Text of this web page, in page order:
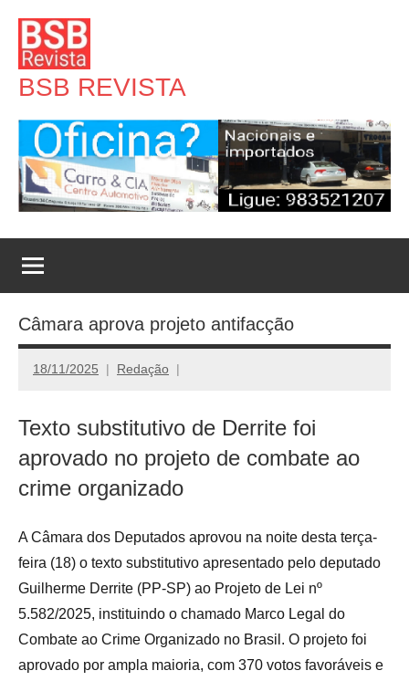
para
conteúdo
BSB REVISTA
Câmara aprova projeto antifacção
18/11/2025 Redação
Texto substitutivo de Derrite foi
aprovado no projeto de combate ao
crime organizado
A Câmara dos Deputados aprovou na noite desta terça-
feira (18) o texto substitutivo apresentado pelo deputado
Guilherme Derrite (PP-SP) ao Projeto de Lei nº
5.582/2025, instituindo o chamado Marco Legal do
Combate ao Crime Organizado no Brasil. O projeto foi
aprovado por ampla maioria, com 370 votos favoráveis e